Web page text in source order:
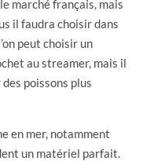
marché français, mais
il faudra choisir dans
peut choisir un
au streamer, mais il
poissons plus
en mer, notamment
un matériel parfait.